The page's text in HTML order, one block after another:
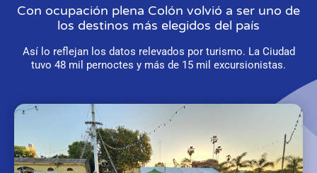
Con ocupación plena Colón volvió a ser uno de
los destinos más elegidos del país
Así lo reflejan los datos relevados por turismo. La Ciudad
tuvo 48 mil pernoctes y más de 15 mil excursionistas.